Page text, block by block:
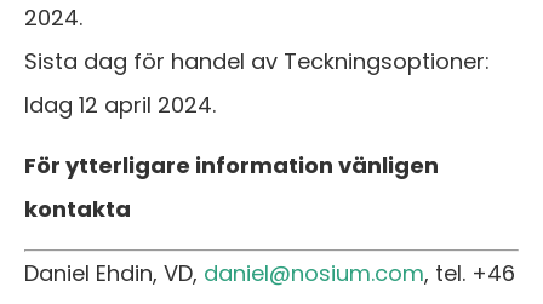
2024.
Sista dag för handel av Teckningsoptioner:
Idag 12 april 2024.
För ytterligare information vänligen
kontakta
Daniel Ehdin, VD, daniel@nosium.com, tel. +46